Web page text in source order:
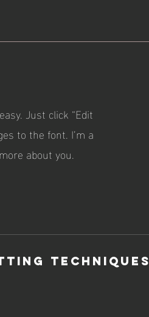
Just click “Edit
to the font. I’m a
about you.
Techniques